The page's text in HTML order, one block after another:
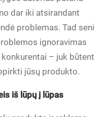
dar iki atsirandant
problemas. Tad seni
ignoravimas
– juk būtent
jūsų produkto.
iš lūpų į lūpas